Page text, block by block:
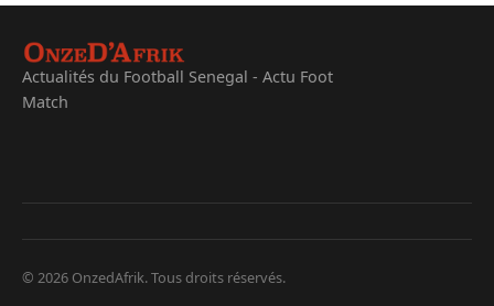
Actualités du Football Senegal - Actu Foot
Match
© 2026 OnzedAfrik. Tous droits réservés.